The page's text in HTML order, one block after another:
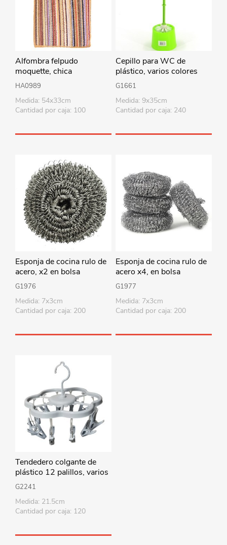
Alfombra felpudo
moquette, chica
HA0989
Medida: 54x33cm
Cantidad por caja: 100
Cepillo para WC de
plástico, varios colores
G1661
Medida: 9x35cm
Cantidad por caja: 240
Esponja de cocina rulo de
acero, x2 en bolsa
G1976
Medida: 7x3cm
Cantidad por caja: 200
Esponja de cocina rulo de
acero x4, en bolsa
G1977
Medida: 7x3cm
Cantidad por caja: 200
Tendedero colgante de
plástico 12 palillos, varios
colores
G2241
Medida: 21.5cm
Cantidad por caja: 120